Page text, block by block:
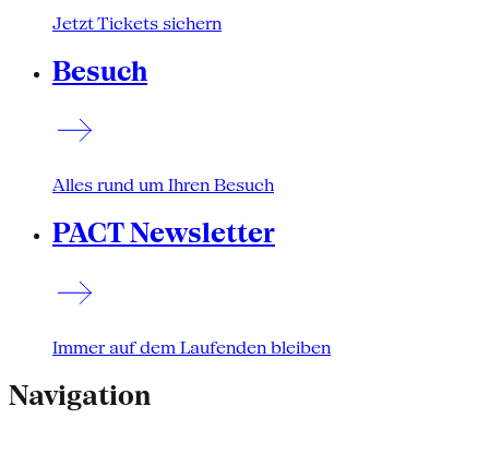
Jetzt Tickets sichern
Besuch
Alles rund um Ihren Besuch
PACT Newsletter
Immer auf dem Laufenden bleiben
Navigation